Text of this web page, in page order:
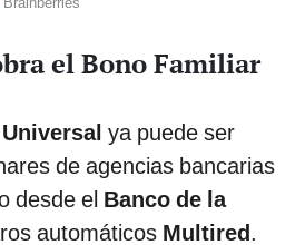
el Bono Familiar
ya puede ser
de agencias bancarias
desde el Banco de la
automáticos Multired.